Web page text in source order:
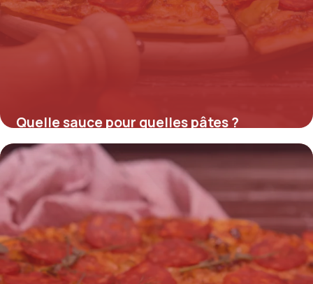
Quelle sauce pour quelles pâtes ?
16 juillet 2026